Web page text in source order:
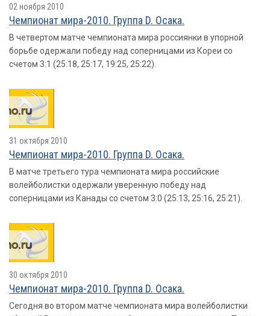
02 ноября 2010
Чемпионат мира-2010. Группа D. Осака.
В четвертом матче чемпионата мира россиянки в упорной
борьбе одержали победу над соперницами из Кореи со
счетом 3:1 (25:18, 25:17, 19:25, 25:22).
31 октября 2010
Чемпионат мира-2010. Группа D. Осака.
В матче третьего тура чемпионата мира российские
волейболистки одержали уверенную победу над
соперницами из Канады со счетом 3:0 (25:13, 25:16, 25:21).
30 октября 2010
Чемпионат мира-2010. Группа D. Осака.
Сегодня во втором матче чемпионата мира волейболистки